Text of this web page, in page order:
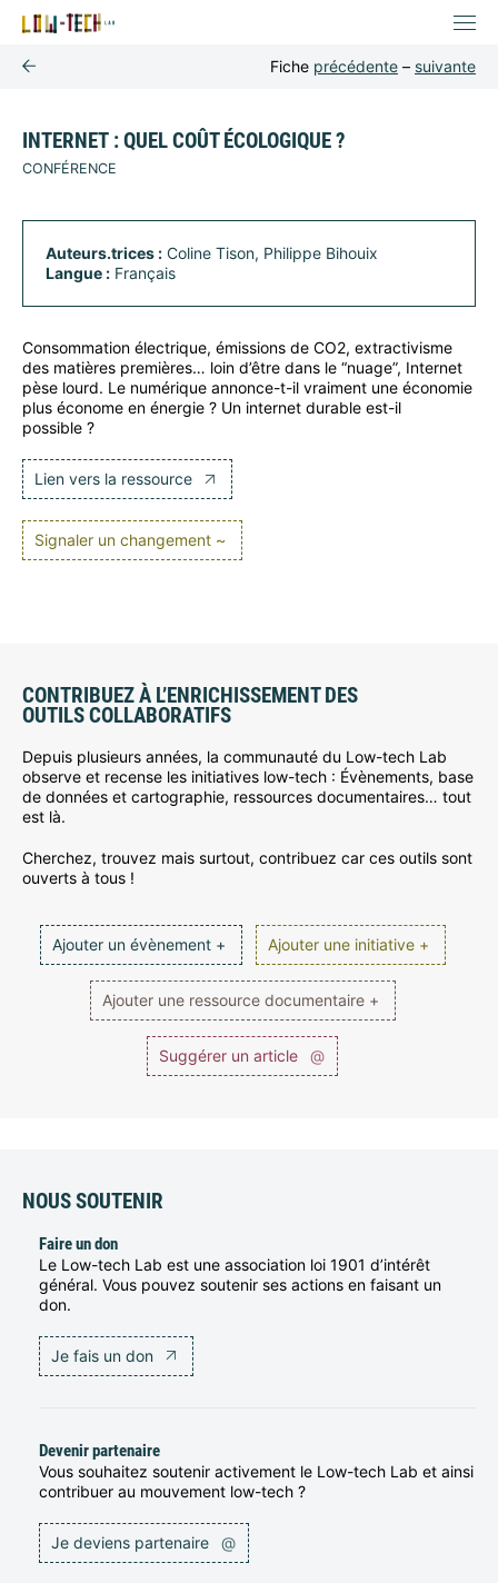
Fiche précédente – suivante
INTERNET : QUEL COÛT ÉCOLOGIQUE ?
CONFÉRENCE
Auteurs.trices : Coline Tison, Philippe Bihouix
Langue : Français
Consommation électrique, émissions de CO2, extractivisme
des matières premières… loin d’être dans le “nuage”, Internet
pèse lourd. Le numérique annonce-t-il vraiment une économie
plus économe en énergie ? Un internet durable est-il
possible ?
Lien vers la ressource
Signaler un changement ~
CONTRIBUEZ À L’ENRICHISSEMENT DES
OUTILS COLLABORATIFS
Depuis plusieurs années, la communauté du Low-tech Lab
observe et recense les initiatives low-tech : Évènements, base
de données et cartographie, ressources documentaires… tout
est là.
Cherchez, trouvez mais surtout, contribuez car ces outils sont
ouverts à tous !
Ajouter un évènement + Ajouter une initiative +
Ajouter une ressource documentaire +
Suggérer un article @
NOUS SOUTENIR
Faire un don
Le Low-tech Lab est une association loi 1901 d’intérêt
général. Vous pouvez soutenir ses actions en faisant un
don.
Je fais un don
Devenir partenaire
Vous souhaitez soutenir activement le Low-tech Lab et ainsi
contribuer au mouvement low-tech ?
Je deviens partenaire @